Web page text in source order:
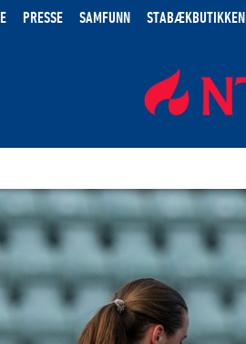
PRESSE SAMFUNN STABÆKBUTIKKEN